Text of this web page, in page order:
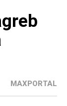
MAXPORTAL